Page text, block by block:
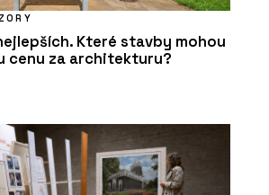
Které stavby mohou
cenu za architekturu?